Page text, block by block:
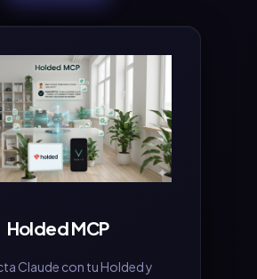
Holded MCP
Claude con tu Holded y